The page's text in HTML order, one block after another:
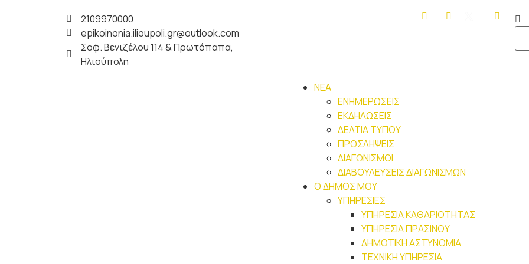
2109970000
epikoinonia.ilioupoli.gr@outlook.com
Σοφ. Βενιζέλου 114 & Πρωτόπαπα,
Ηλιούπολη
ΝΕΑ
ΕΝΗΜΕΡΩΣΕΙΣ
ΕΚΔΗΛΩΣΕΙΣ
ΔΕΛΤΙΑ ΤΥΠΟΥ
ΠΡΟΣΛΗΨΕΙΣ
ΔΙΑΓΩΝΙΣΜΟΙ
ΔΙΑΒΟΥΛΕΥΣΕΙΣ ΔΙΑΓΩΝΙΣΜΩΝ
Ο ΔΗΜΟΣ ΜΟΥ
ΥΠΗΡΕΣΙΕΣ
ΥΠΗΡΕΣΙΑ ΚΑΘΑΡΙΟΤΗΤΑΣ
ΥΠΗΡΕΣΙΑ ΠΡΑΣΙΝΟΥ
ΔΗΜΟΤΙΚΗ ΑΣΤΥΝΟΜΙΑ
ΤΕΧΝΙΚΗ ΥΠΗΡΕΣΙΑ